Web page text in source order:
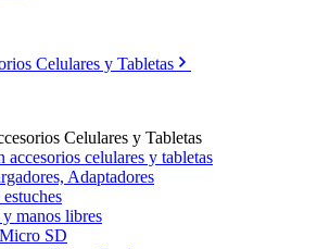
Celulares y Tabletas
Celulares y Tabletas
accesorios celulares y tabletas
Adaptadores
manos libres
SD